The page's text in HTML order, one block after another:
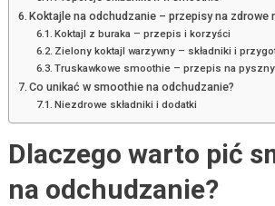
Koktajle na odchudzanie – przepisy na zdrowe
Koktajl z buraka – przepis i korzyści
Zielony koktajl warzywny – składniki i
Truskawkowe smoothie – przepis na
Co unikać w smoothie na odchudzanie?
Niezdrowe składniki i dodatki
Dlaczego warto pić
na odchudzanie?